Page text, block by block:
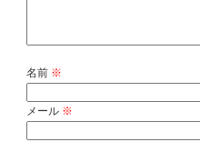
名前 ※
メール ※